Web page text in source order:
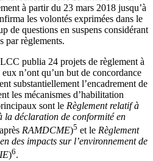
à partir du 23 mars 2018 jusqu’à
les volontés exprimées dans le
de questions en suspens considérant
par règlements.
publia 24 projets de règlement à
n’ont qu’un but de concordance
substantiellement l’encadrement de
les mécanismes d’habilitation
sont le Règlement relatif à
la déclaration de conformité en
RAMDCME)5 et le Règlement
des impacts sur l’environnement de
)6.